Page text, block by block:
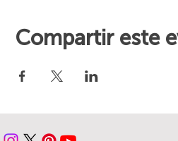
Compartir este